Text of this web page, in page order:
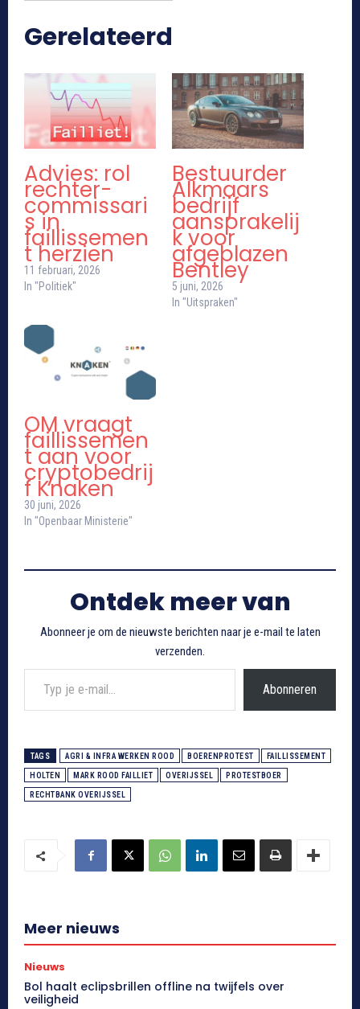
Gerelateerd
Advies: rol
rechter-
commissari
s in
faillissemen
t herzien
11 februari, 2026
In "Politiek"
Bestuurder
Alkmaars
bedrijf
aansprakelij
k voor
afgeblazen
Bentley
5 juni, 2026
In "Uitspraken"
OM vraagt
faillissemen
t aan voor
cryptobedrij
f Knaken
30 juni, 2026
In "Openbaar Ministerie"
Ontdek meer van
Abonneer je om de nieuwste berichten naar je e-mail te laten
verzenden.
Typ je e-mail...
Abonneren
TAGS AGRI & INFRA WERKEN ROOD BOERENPROTEST FAILLISSEMENT
HOLTEN MARK ROOD FAILLIET OVERIJSSEL PROTESTBOER
RECHTBANK OVERIJSSEL
Meer nieuws
Nieuws
Bol haalt eclipsbrillen offline na twijfels over
veiligheid